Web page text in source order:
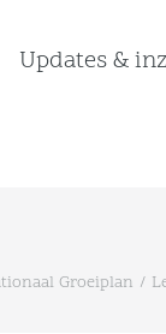
Updates &
Groeiplan